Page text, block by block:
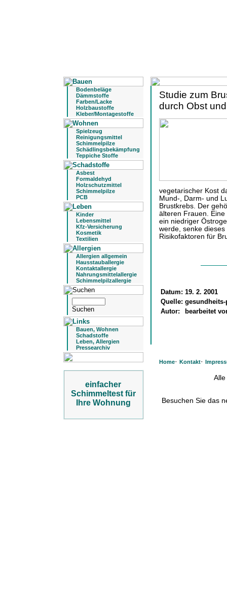
Bodenbeläge
Dämmstoffe
Farben/Lacke
Holzbaustoffe
Kleber/Montagestoffe
Spielzeug
Reinigungsmittel
Schimmelpilze
Schädlingsbekämpfung
Teppiche Stoffe
Asbest
Formaldehyd
Holzschutzmittel
Schimmelpilze
PCB
Kinder
Lebensmittel
Kfz-Versicherung
Kosmetik
Textilien
Allergien allgemein
Hausstauballergie
Kontaktallergie
Nahrungsmittelallergie
Schimmelpilzallergie
Bauen, Wohnen
Schadstoffe
Leben, Allergien
Pressearchiv
einfacher
Schimmeltest für
Ihre Wohnung
Studie zum
durch Obst
vegetarischer Kost
Mund-, Darm- und
Brustkrebs. Der
älteren Frauen.
ein niedriger
werde, senke
Risikofaktoren für
Datum: 19. 2. 2001
Quelle: gesundheits-
Autor:
bearbeitet
Home· Kontakt·
Besuchen Sie das